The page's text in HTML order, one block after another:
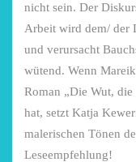
nicht sein. Der
Arbeit wird dem/ der
und verursacht
wütend. Wenn
Roman „Die Wut,
hat, setzt Katja
malerischen Tönen
Leseempfehlung!